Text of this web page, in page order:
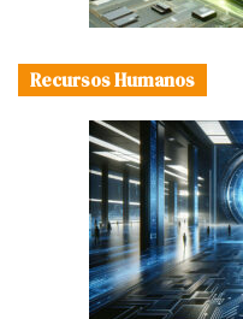
Recursos Humanos